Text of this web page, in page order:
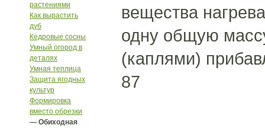
растениями
Как вырастить
дуб
Кедровые сосны
Умный огород в
деталях
Умная теплица
Защита ягодных
культур
Формировка
вместо обрезки
— Обиходная
вещества
одну общую
(каплями)
87